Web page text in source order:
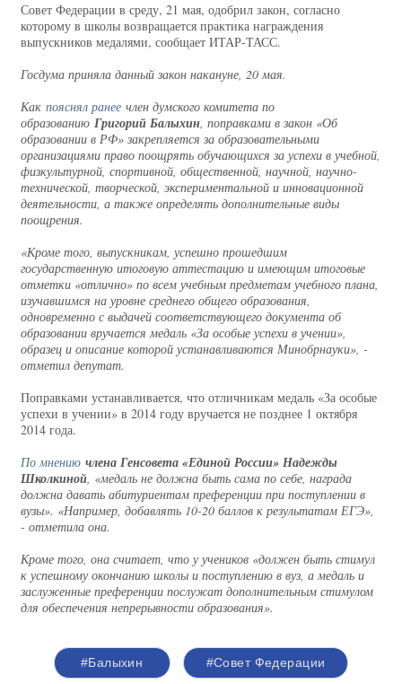
Совет Федерации в среду, 21 мая, одобрил закон, согласно
которому в школы возвращается практика награждения
выпускников медалями, сообщает ИТАР-ТАСС.
Госдума приняла данный закон накануне, 20 мая.
Как пояснял ранее член думского комитета по
образованию Григорий Балыхин, поправками в закон «Об
образовании в РФ» закрепляется за образовательными
организациями право поощрять обучающихся за успехи в учебной,
физкультурной, спортивной, общественной, научной, научно-
технической, творческой, экспериментальной и инновационной
деятельности, а также определять дополнительные виды
поощрения.
«Кроме того, выпускникам, успешно прошедшим
государственную итоговую аттестацию и имеющим итоговые
отметки «отлично» по всем учебным предметам учебного плана,
изучавшимся на уровне среднего общего образования,
одновременно с выдачей соответствующего документа об
образовании вручается медаль «За особые успехи в учении»,
образец и описание которой устанавливаются Минобрнауки», -
отметил депутат.
Поправками устанавливается, что отличникам медаль «За особые
успехи в учении» в 2014 году вручается не позднее 1 октября
2014 года.
По мнению члена Генсовета «Единой России» Надежды
Школкиной, «медаль не должна быть сама по себе, награда
должна давать абитуриентам преференции при поступлении в
вузы». «Например, добавлять 10-20 баллов к результатам ЕГЭ»,
- отметила она.
Кроме того, она считает, что у учеников «должен быть стимул
к успешному окончанию школы и поступлению в вуз, а медаль и
заслуженные преференции послужат дополнительным стимулом
для обеспечения непрерывности образования».
#Балыхин #Совет Федерации